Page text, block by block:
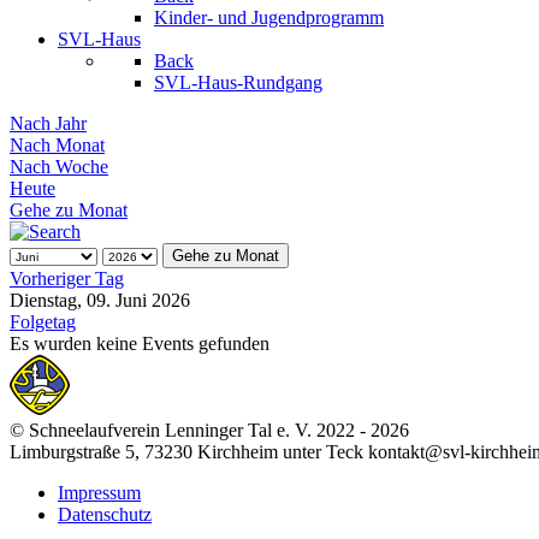
Kinder- und Jugendprogramm
SVL-Haus
Back
SVL-Haus-Rundgang
Nach Jahr
Nach Monat
Nach Woche
Heute
Gehe zu Monat
Gehe zu Monat
Vorheriger Tag
Dienstag, 09. Juni 2026
Folgetag
Es wurden keine Events gefunden
© Schneelaufverein Lenninger Tal e. V. 2022 - 2026
Limburgstraße 5, 73230 Kirchheim unter Teck kontakt@svl-
Impressum
Datenschutz